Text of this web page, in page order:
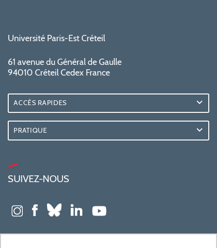
Université Paris-Est Créteil
61 avenue du Général de Gaulle
94010 Créteil Cedex France
ACCÈS RAPIDES
PRATIQUE
SUIVEZ-NOUS